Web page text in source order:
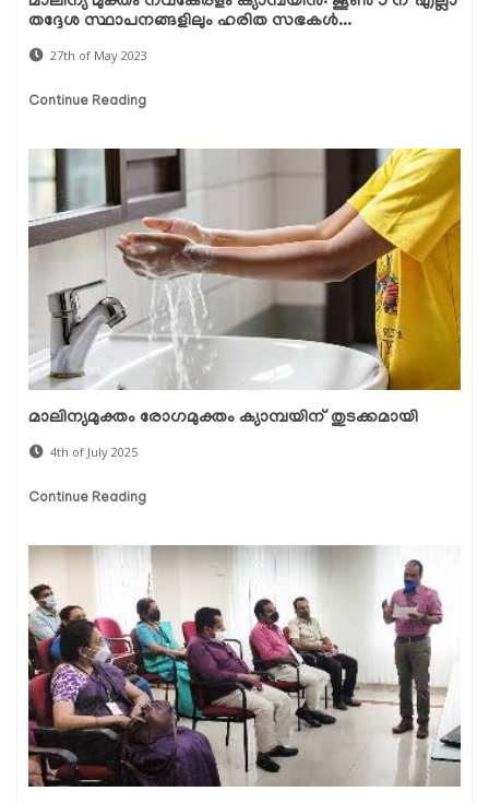
തദ്ദേശ സ്ഥാപനങ്ങളിലും ഹരിത സഭകൾ...
27th of May 2023
Continue Reading
മാലിന്യമുക്തം രോഗമുക്തം ക്യാമ്പയിന് തുടക്കമായി
4th of July 2025
Continue Reading